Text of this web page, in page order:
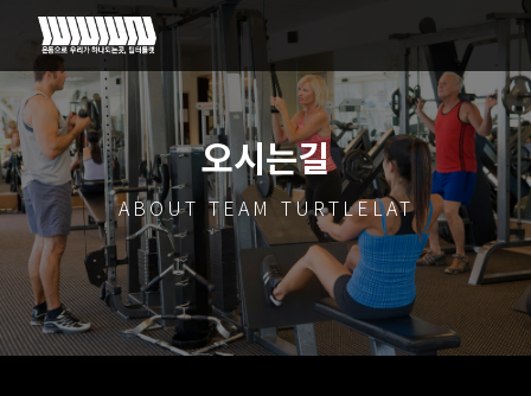
오시는길
ABOUT TEAM TURTLELAT